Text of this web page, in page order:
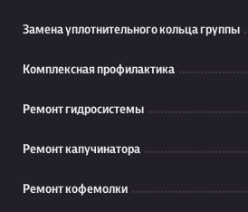
Замена уплотнительного кольца группы
Комплексная профилактика
Ремонт гидросистемы
Ремонт капучинатора
Ремонт кофемолки